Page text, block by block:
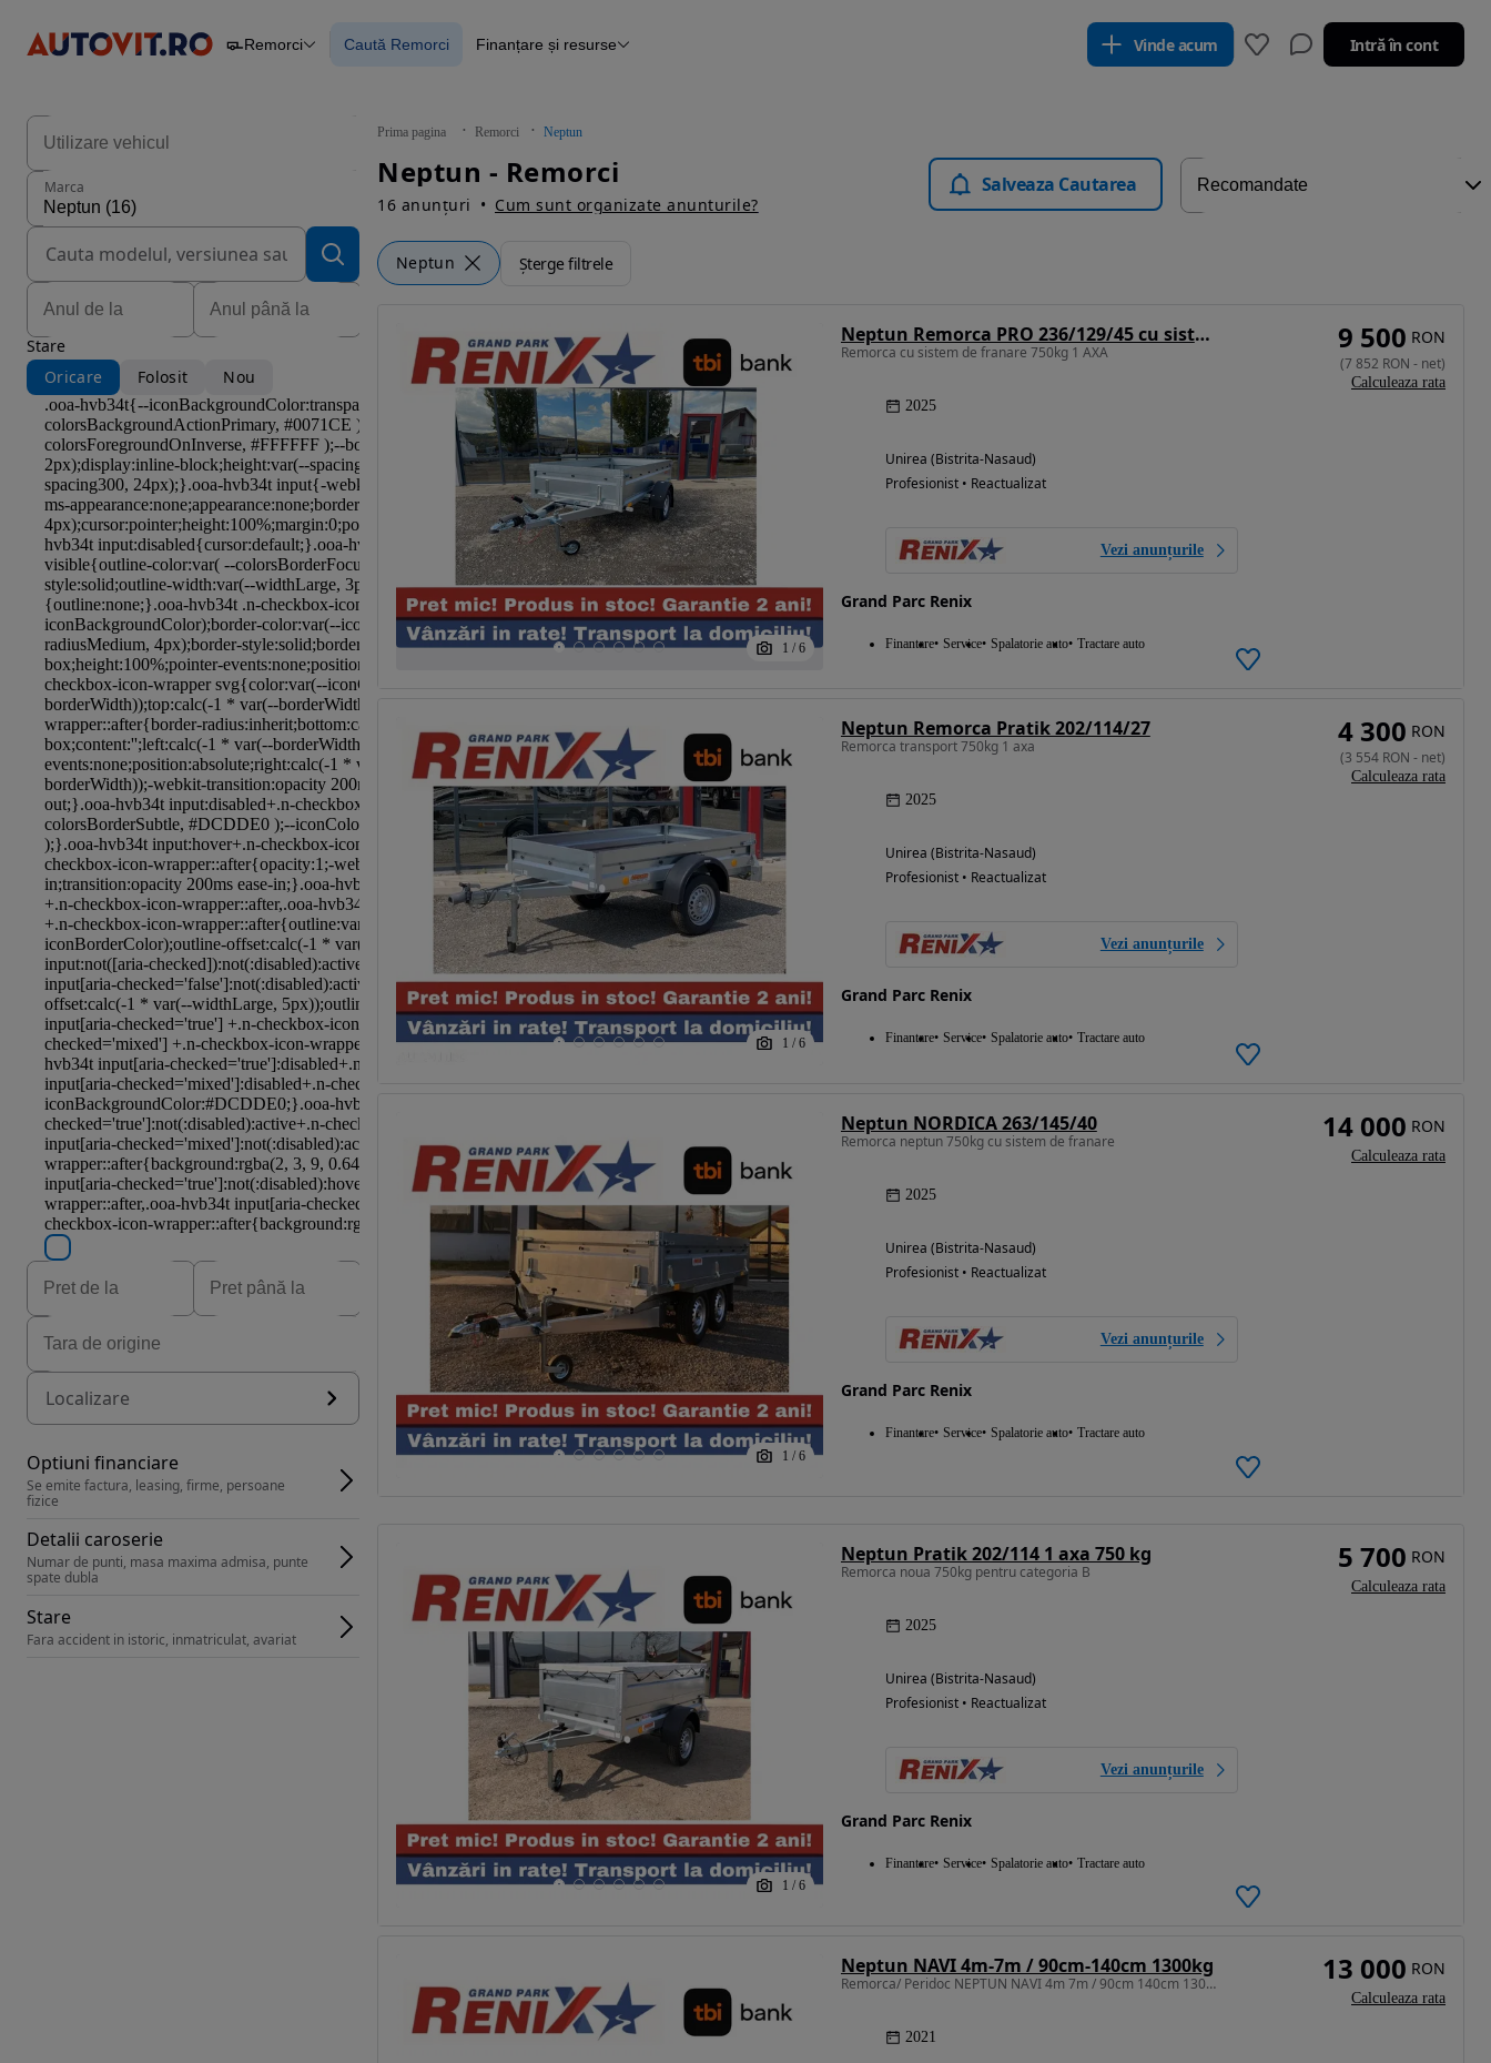
Autoturisme
Remorci Caută Remorci Finanțare și resurse Vinde acum Intră în cont
Prima pagina Remorci Neptun
Neptun - Remorci
16 anunțuri Cum sunt organizate anunturile?
Salveaza Cautarea
Neptun Șterge filtrele
Marca
Stare
Oricare
Folosit Nou
Localizare
Optiuni financiare
Se emite factura, leasing, firme, persoane
fizice
Detalii caroserie
Numar de punti, masa maxima admisa, punte
spate dubla
Stare
Fara accident in istoric, inmatriculat, avariat
1 / 6
Neptun Remorca PRO 236/129/45 cu sistem de franare 750 kg
Remorca cu sistem de franare 750kg 1 AXA
2025
Unirea (Bistrita-Nasaud)
Profesionist • Reactualizat
Vezi anunțurile
Grand Parc Renix
Finantare Service Spalatorie auto Tractare auto
9 500 RON
(7 852 RON - net)
Calculeaza rata
1 / 6
Neptun Remorca Pratik 202/114/27
Remorca transport 750kg 1 axa
2025
Unirea (Bistrita-Nasaud)
Profesionist • Reactualizat
Vezi anunțurile
Grand Parc Renix
Finantare Service Spalatorie auto Tractare auto
4 300 RON
(3 554 RON - net)
Calculeaza rata
1 / 6
Neptun NORDICA 263/145/40
Remorca neptun 750kg cu sistem de franare
2025
Unirea (Bistrita-Nasaud)
Profesionist • Reactualizat
Vezi anunțurile
Grand Parc Renix
Finantare Service Spalatorie auto Tractare auto
14 000 RON
Calculeaza rata
1 / 6
Neptun Pratik 202/114 1 axa 750 kg
Remorca noua 750kg pentru categoria B
2025
Unirea (Bistrita-Nasaud)
Profesionist • Reactualizat
Vezi anunțurile
Grand Parc Renix
Finantare Service Spalatorie auto Tractare auto
5 700 RON
Calculeaza rata
Neptun NAVI 4m-7m / 90cm-140cm 1300kg
Remorca/ Peridoc NEPTUN NAVI 4m 7m / 90cm 140cm 1300kg
2021
13 000 RON
Calculeaza rata